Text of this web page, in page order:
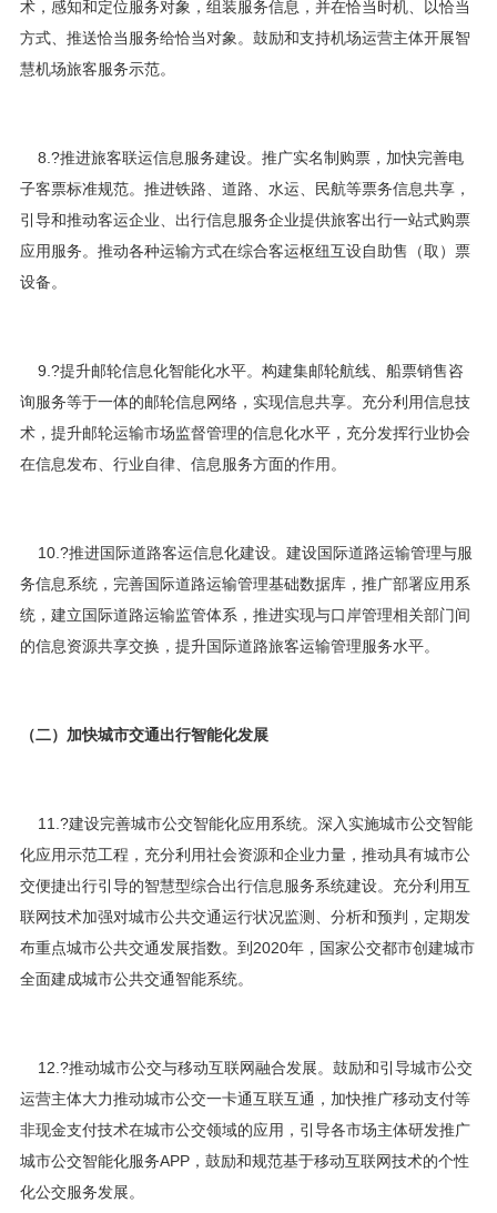
术，感知和定位服务对象，组装服务信息，并在恰当时机、以恰当
方式、推送恰当服务给恰当对象。鼓励和支持机场运营主体开展智
慧机场旅客服务示范。
8.?推进旅客联运信息服务建设。推广实名制购票，加快完善电
子客票标准规范。推进铁路、道路、水运、民航等票务信息共享，
引导和推动客运企业、出行信息服务企业提供旅客出行一站式购票
应用服务。推动各种运输方式在综合客运枢纽互设自助售（取）票
设备。
9.?提升邮轮信息化智能化水平。构建集邮轮航线、船票销售咨
询服务等于一体的邮轮信息网络，实现信息共享。充分利用信息技
术，提升邮轮运输市场监督管理的信息化水平，充分发挥行业协会
在信息发布、行业自律、信息服务方面的作用。
10.?推进国际道路客运信息化建设。建设国际道路运输管理与服
务信息系统，完善国际道路运输管理基础数据库，推广部署应用系
统，建立国际道路运输监管体系，推进实现与口岸管理相关部门间
的信息资源共享交换，提升国际道路旅客运输管理服务水平。
（二）加快城市交通出行智能化发展
11.?建设完善城市公交智能化应用系统。深入实施城市公交智能
化应用示范工程，充分利用社会资源和企业力量，推动具有城市公
交便捷出行引导的智慧型综合出行信息服务系统建设。充分利用互
联网技术加强对城市公共交通运行状况监测、分析和预判，定期发
布重点城市公共交通发展指数。到2020年，国家公交都市创建城市
全面建成城市公共交通智能系统。
12.?推动城市公交与移动互联网融合发展。鼓励和引导城市公交
运营主体大力推动城市公交一卡通互联互通，加快推广移动支付等
非现金支付技术在城市公交领域的应用，引导各市场主体研发推广
城市公交智能化服务APP，鼓励和规范基于移动互联网技术的个性
化公交服务发展。